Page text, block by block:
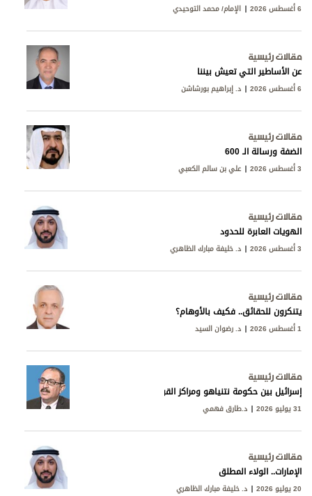
6 أغسطس 2026 الإمام/ محمد التوحيدي
مقالات رئيسية
عن الأساطير التي تعيش بيننا
6 أغسطس 2026 د. إبراهيم بورشاشن
مقالات رئيسية
الضفة ورسالة الـ 600
3 أغسطس 2026 علي بن سالم الكعبي
مقالات رئيسية
الهويات العابرة للحدود
3 أغسطس 2026 د. خليفة مبارك الظاهري
مقالات رئيسية
يتنكرون للحقائق.. فكيف بالأوهام؟
1 أغسطس 2026 د. رضوان السيد
مقالات رئيسية
إسرائيل بين حكومة نتنياهو ومراكز القوى
31 يوليو 2026 د.طارق فهمي
مقالات رئيسية
الإمارات.. الولاء المطلق
20 يوليو 2026 د. خليفة مبارك الظاهري